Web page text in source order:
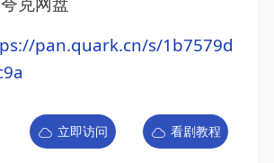
pan.quark.cn/s/1b7579d
立即访问 看剧教程